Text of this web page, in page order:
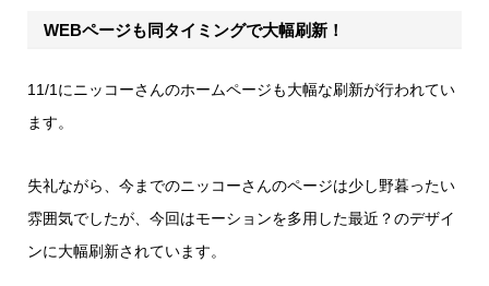
WEBページも同タイミングで大幅刷新！
11/1にニッコーさんのホームページも大幅な刷新が行われてい
ます。
失礼ながら、今までのニッコーさんのページは少し野暮ったい
雰囲気でしたが、今回はモーションを多用した最近？のデザイ
ンに大幅刷新されています。